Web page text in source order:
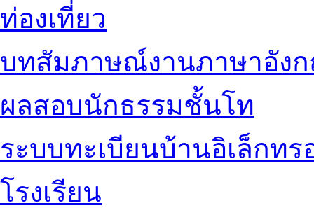
ท่องเที่ยว
บทสัมภาษณ์งานภาษาอัง
ผลสอบนักธรรมชั้นโท
ระบบทะเบียนบ้านอิเล็กท
โรงเรียน